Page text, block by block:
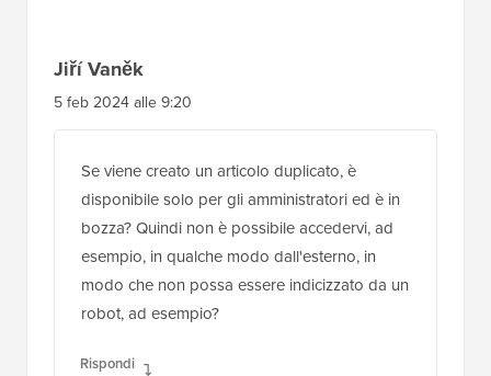
Jiří Vaněk
5 feb 2024 alle 9:20
Se viene creato un articolo duplicato, è
disponibile solo per gli amministratori ed è in
bozza? Quindi non è possibile accedervi, ad
esempio, in qualche modo dall'esterno, in
modo che non possa essere indicizzato da un
robot, ad esempio?
Rispondi